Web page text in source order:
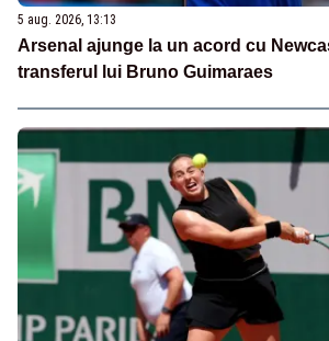
5 aug. 2026, 13:13
Arsenal ajunge la un acord cu
transferul lui Bruno Guimaraes